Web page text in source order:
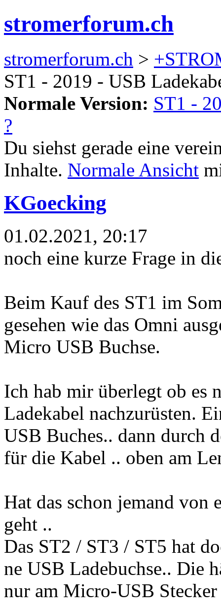
stromerforum.ch
stromerforum.ch >
ST1 - 2019 - USB
Normale Version: ST1 -
?
Du siehst gerade eine
Inhalte. Normale Ansicht
KGoecking
01.02.2021, 20:17
noch eine kurze Frage in
Beim Kauf des ST1 im
gesehen wie das Omni
Micro USB Buchse.
Ich hab mir überlegt ob es
Ladekabel nachzurüsten.
USB Buches.. dann durch
für die Kabel .. oben am
Hat das schon jemand von
geht ..
Das ST2 / ST3 / ST5 hat
ne USB Ladebuchse.. Die
nur am Micro-USB